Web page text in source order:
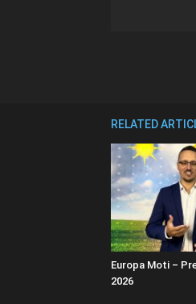
RELATED
Europa Moti –
2026